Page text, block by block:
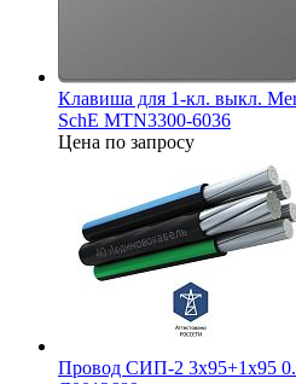
Клавиша для 1-кл. выкл.
SchE MTN3300-6036
Цена по запросу
Провод СИП-2 3х95+1х95